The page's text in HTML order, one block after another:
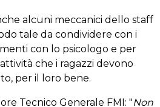
alcuni meccanici dello staff
tale da condividere con i
con lo psicologo e per
che i ragazzi devono
per il loro bene.
Tecnico Generale FMI: "Non